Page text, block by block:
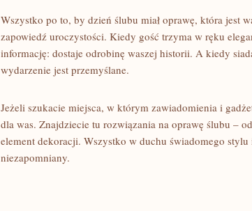
Wszystko po to, by dzień ślubu miał oprawę, która jest
zapowiedź uroczystości. Kiedy gość trzyma w ręku
informację: dostaje odrobinę waszej historii. A kiedy
wydarzenie jest przemyślane.
Jeżeli szukacie miejsca, w którym zawiadomienia i
dla was. Znajdziecie tu rozwiązania na oprawę ślubu –
element dekoracji. Wszystko w duchu świadomego
niezapomniany.